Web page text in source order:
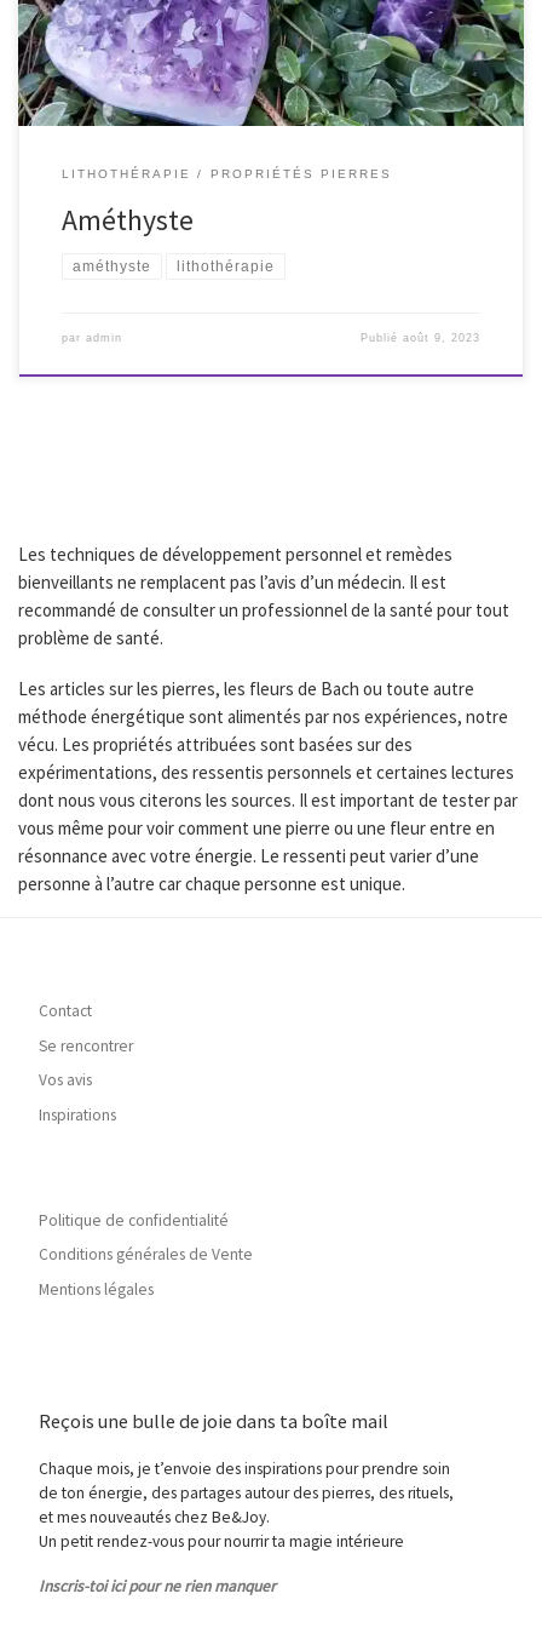
LITHOTHÉRAPIE PROPRIÉTÉS PIERRES
Améthyste
améthyste lithothérapie
par admin Publiéaoût 9, 2023
Les techniques de développement personnel et remèdes
bienveillants ne remplacent pas l’avis d’un médecin. Il est
recommandé de consulter un professionnel de la santé pour tout
problème de santé.
Les articles sur les pierres, les fleurs de Bach ou toute autre
méthode énergétique sont alimentés par nos expériences, notre
vécu. Les propriétés attribuées sont basées sur des
expérimentations, des ressentis personnels et certaines lectures
dont nous vous citerons les sources. Il est important de tester par
vous même pour voir comment une pierre ou une fleur entre en
résonnance avec votre énergie. Le ressenti peut varier d’une
personne à l’autre car chaque personne est unique.
Contact
Se rencontrer
Vos avis
Inspirations
Politique de confidentialité
Conditions générales de Vente
Mentions légales
Reçois une bulle de joie dans ta boîte mail
Chaque mois, je t’envoie des inspirations pour prendre soin
de ton énergie, des partages autour des pierres, des rituels,
et mes nouveautés chez Be&Joy.
Un petit rendez-vous pour nourrir ta magie intérieure
Inscris-toi ici pour ne rien manquer